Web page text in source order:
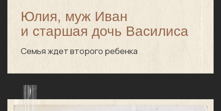
бережность стояла на первом месте.
В сериале нет шок-контента
или анатомических подробностей.
Это эмоциональное, но деликатное